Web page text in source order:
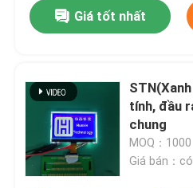
Giá tốt nhất
tính, đầu
chung
MOQ：1000
Giá bán：